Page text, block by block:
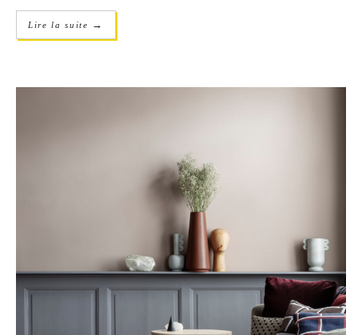
Lire la suite →